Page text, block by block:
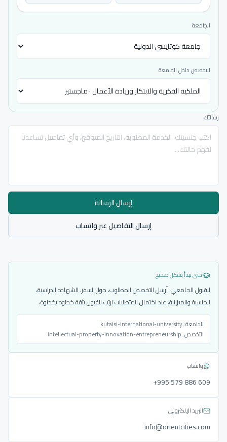
الجامعة
التخصص داخل الجامعة
رسالتك
إرسال الرسالة
إرسال التفاصيل عبر واتساب
حتى نبدأ بشكل صحيح
للقبول الجامعي، أرسل التخصص المطلوب، جواز السفر، الشهادة الدراسية،
الجنسية والميزانية. عند اكتمال المتطلبات نرتب القبول بثقة خطوة بخطوة.
الجامعة:kutaisi-international-university
التخصص: intellectual-property-innovation-entrepreneurship
واتساب
‎+995 579 886 609
البريد الإلكتروني
info@orientcities.com